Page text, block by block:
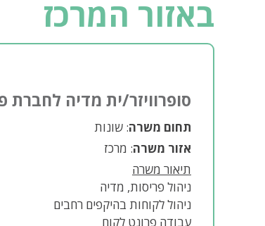
באזור המרכז
סופרוויזר/ית מדיה לחברת
תחום משרה: שונות
אזור משרה: מרכז
תיאור משרה
ניהול פריסות, מדיה
ניהול לקוחות בהיקפים רחבים
עבודה פרונט לקוח